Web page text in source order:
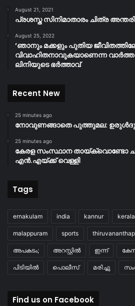
August 21, 2021
പ്രശസ്ത സിനിമാതാരം ചിത്ര
August 25, 2022
‘ഞാനും മക്കളും പുതിയ
വിവാഹിതനാവുകയാണെന്ന വാർത്ത
ലിനിയുടെ ഭർത്താവ്
Recent New
25 minutes ago
നോവുണങ്ങാതെ പുത്തുമല:
25 minutes ago
കേരള സംസ്ഥാന തായ്‌ക്വൊണ്ടോ
എൻ.എയ്ക്ക് വെള്ളി
Tags
ernakulam india kannur kerala
malappuram sports
അപകടം; അറസ്റ്റിൽ ഇന്ന്
പിടിയിൽ പൊലീസ് മരിച്ചു
Find us on Facebook